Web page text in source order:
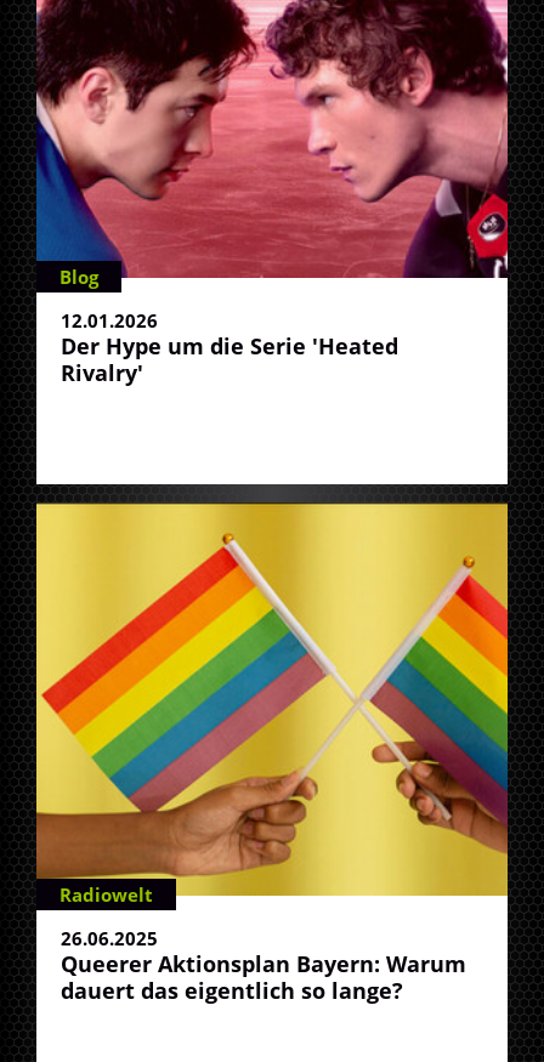
Blog
12.01.2026
Der Hype um die Serie 'Heated
Rivalry'
Radiowelt
26.06.2025
Queerer Aktionsplan Bayern: Warum
dauert das eigentlich so lange?